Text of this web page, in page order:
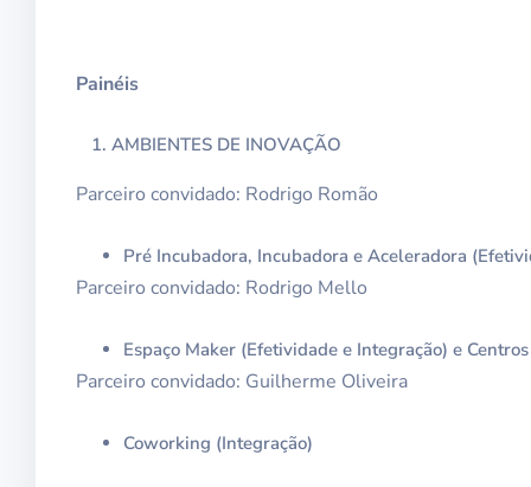
Painéis
AMBIENTES DE INOVAÇÃO
Parceiro convidado: Rodrigo Romão
Pré Incubadora, Incubadora e Aceleradora
Parceiro convidado: Rodrigo Mello
Espaço Maker (Efetividade e Integração) e
Parceiro convidado: Guilherme Oliveira
Coworking (Integração)